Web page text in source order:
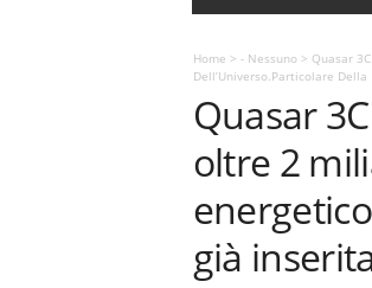
Home > - Nessuno> Quasar
Dell’Universo.Particolare
Quasar
oltre 2
già